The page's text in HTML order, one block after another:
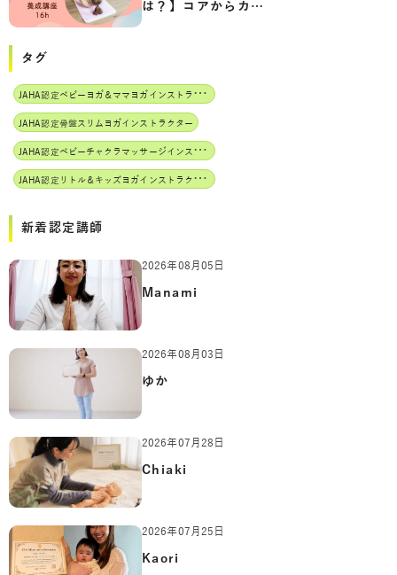
は？】コアからカ…
タグ
J
AHA認定ベビーヨガ＆ママヨガインストラクター
JAHA認定骨盤スリムヨガインストラクター
J
AHA認定ベビーチャクラマッサージインストラクター
J
AHA認定リトル＆キッズヨガインストラクター
新着認定講師
2026年08月05日
Manami
2026年08月03日
ゆか
2026年07月28日
Chiaki
2026年07月25日
Kaori